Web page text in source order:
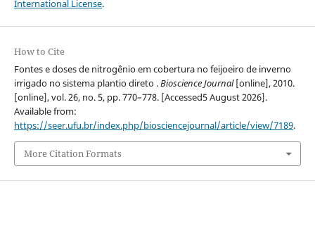
International License.
How to Cite
Fontes e doses de nitrogênio em cobertura no feijoeiro de inverno
irrigado no sistema plantio direto .Bioscience Journal[online], 2010.
[online], vol. 26, no. 5, pp. 770–778. [Accessed5 August 2026].
Available from:
https://seer.ufu.br/index.php/biosciencejournal/article/view/7189.
More Citation Formats